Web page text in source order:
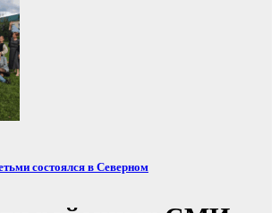
состоялся в Северном